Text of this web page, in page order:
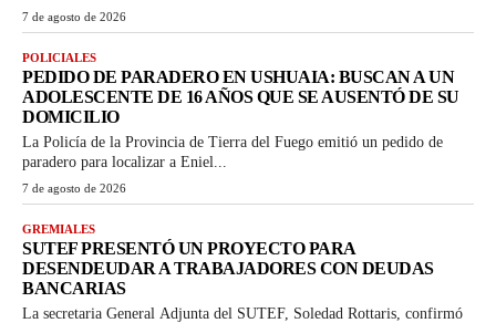
7 de agosto de 2026
POLICIALES
PEDIDO DE PARADERO EN USHUAIA: BUSCAN A UN
ADOLESCENTE DE 16 AÑOS QUE SE AUSENTÓ DE SU
DOMICILIO
La Policía de la Provincia de Tierra del Fuego emitió un pedido de
paradero para localizar a Eniel...
7 de agosto de 2026
GREMIALES
SUTEF PRESENTÓ UN PROYECTO PARA
DESENDEUDAR A TRABAJADORES CON DEUDAS
BANCARIAS
La secretaria General Adjunta del SUTEF, Soledad Rottaris, confirmó